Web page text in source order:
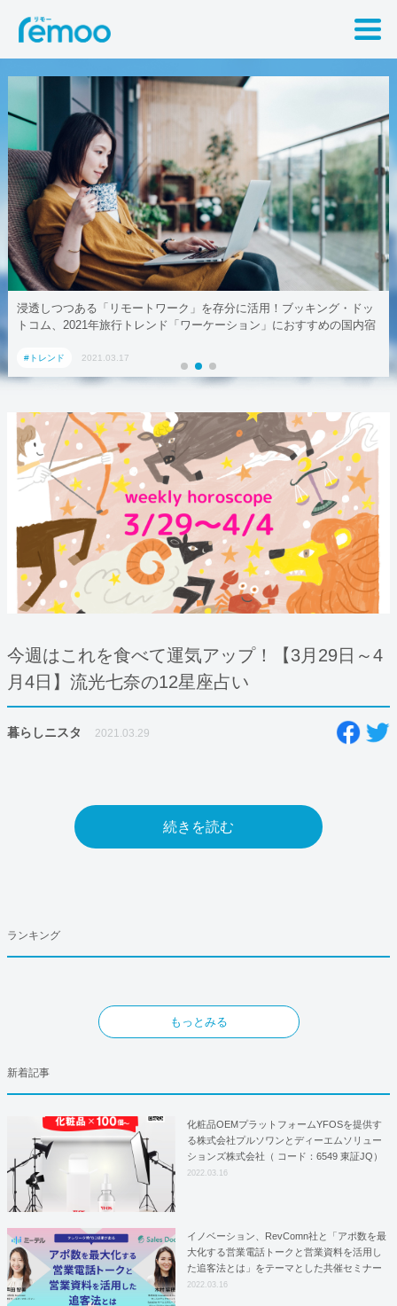
ドッ
内宿
テレワークでも取引先に贈れる「リモート手土産」、AoyamaLab
#トレンド 2021.03.17
今週はこれを食べて運気アップ！【3月29日～4
月4日】流光七奈の12星座占い
暮らしニスタ 2021.03.29
続きを読む
ランキング
もっとみる
新着記事
化粧品OEMプラットフォームYFOSを提供す
る株式会社プルソワンとディーエムソリュー
ションズ株式会社（ コード：6549 東証JQ）
はYFOSにおけるロジスティクスパートナー
2022.03.16
イノベーション、RevComn社と「アポ数を最
大化する営業電話トークと営業資料を活用し
た追客法とは」をテーマとした共催セミナー
を開催！
2022.03.16